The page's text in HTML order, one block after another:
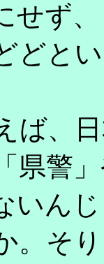
せず
どと
、
県警
いん
。そ